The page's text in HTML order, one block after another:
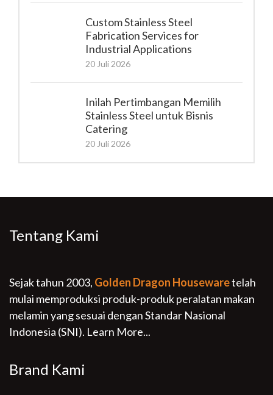
Custom Stainless Steel
Fabrication Services for
Industrial Applications
20 Juli 2026
Inilah Pertimbangan Memilih
Stainless Steel untuk Bisnis
Catering
20 Juli 2026
Tentang Kami
Sejak tahun 2003, Golden Dragon Housewaretelah
mulai memproduksi produk-produk peralatan makan
melamin yang sesuai dengan Standar Nasional
Indonesia (SNI). Learn More...
Brand Kami